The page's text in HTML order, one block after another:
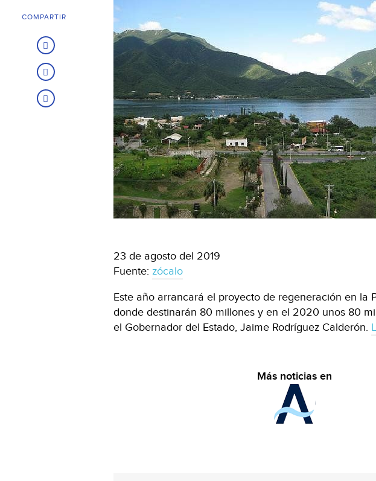
23 de agosto del 2019
Fuente: zócalo
Este año arrancará el proyecto de regeneración en la
donde destinarán 80 millones y en el 2020 unos 80
el Gobernador del Estado, Jaime Rodríguez Calderón.
Más noticias en
COMPARTIR